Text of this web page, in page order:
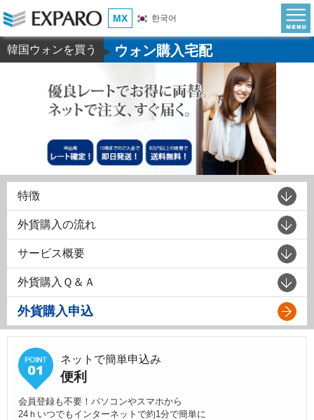
MX 한국어
韓国ウォンを買う ▶ウォン購入宅配
特徴
外貨購入の流れ
サービス概要
外貨購入Ｑ＆Ａ
外貨購入申込
ネットで簡単申込み
便利
会員登録も不要！パソコンやスマホから
24ｈいつでもインターネットで約1分で簡単に